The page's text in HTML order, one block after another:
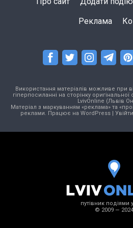
Реклама
Використання матеріалів можливе при
гіперпосиланні на сторінку оригінальної
LvivOnline (Львів
Матеріал з маркуванням «реклама» та
реклами. Працює на WordPress| Увійти
путівник подіями у
© 2009 — 2024